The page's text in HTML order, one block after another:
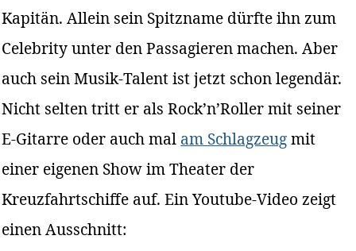
Kapitän. Allein sein Spitzname dürfte ihn zum
Celebrity unter den Passagieren machen. Aber
auch sein Musik-Talent ist jetzt schon legendär.
Nicht selten tritt er als Rock’n’Roller mit seiner
E-Gitarre oder auch mal am Schlagzeugmit
einer eigenen Show im Theater der
Kreuzfahrtschiffe auf. Ein Youtube-Video zeigt
einen Ausschnitt: